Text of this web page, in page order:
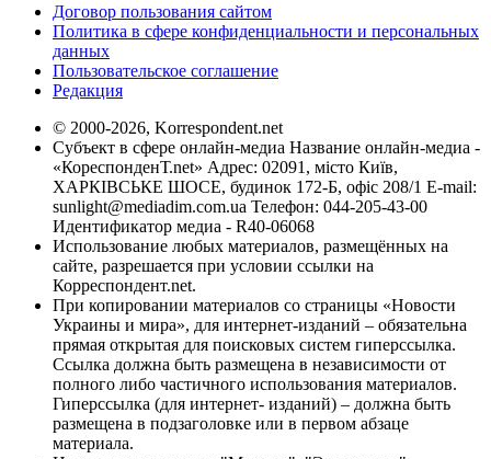
Договор пользования сайтом
Политика в сфере конфиденциальности и персональных
данных
Пользовательское соглашение
Редакция
© 2000-2026, Korrespondent.net
Субъект в сфере онлайн-медиа Название онлайн-медиа -
«КореспонденТ.net» Адрес: 02091, місто Київ,
ХАРКІВСЬКЕ ШОСЕ, будинок 172-Б, офіс 208/1 E-mail:
sunlight@mediadim.com.ua Телефон: 044-205-43-00
Идентификатор медиа - R40-06068
Использование любых материалов, размещённых на
сайте, разрешается при условии ссылки на
Корреспондент.net.
При копировании материалов со страницы «Новости
Украины и мира», для интернет-изданий – обязательна
прямая открытая для поисковых систем гиперссылка.
Ссылка должна быть размещена в независимости от
полного либо частичного использования материалов.
Гиперссылка (для интернет- изданий) – должна быть
размещена в подзаголовке или в первом абзаце
материала.